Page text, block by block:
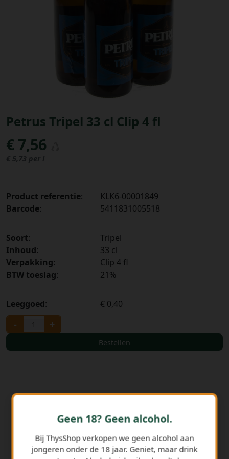
Petrus Tripel 33 cl Clip 4 fl
€ 7,56
€ 5,73 per l
Product referentie:
KLK6-00001849
Barcode: 5411831005518
Soort:
Tripel
Inhoud:
33 cl
Verpakking:
Clip 4 fl
BTW toeslag: 21%
Leeggoed: € 0,40
- +
Bestellen
Geen 18? Geen alcohol.
Bij ThysShop verkopen we geen alcohol aan
jongeren onder de 18 jaar. Geniet, maar drink